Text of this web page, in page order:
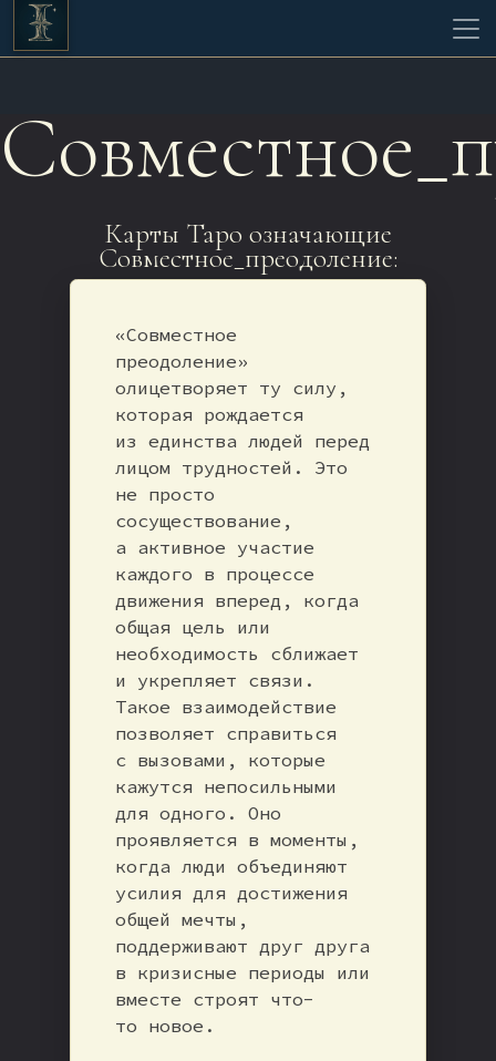
Карты Таро означающие
Совместное_преодоление:
«Совместное
преодоление»
олицетворяет ту силу,
которая рождается
из единства людей перед
лицом трудностей. Это
не просто
сосуществование,
а активное участие
каждого в процессе
движения вперед, когда
общая цель или
необходимость сближает
и укрепляет связи.
Такое взаимодействие
позволяет справиться
с вызовами, которые
кажутся непосильными
для одного. Оно
проявляется в моменты,
когда люди объединяют
усилия для достижения
общей мечты,
поддерживают друг друга
в кризисные периоды или
вместе строят что-
то новое.